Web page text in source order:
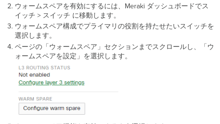
有
効
Cloud
CLI
使
用
た
ス
ウォームスペアを有効にするには、Meraki ダッシュボードでス
イッチ > スイッチ に移動します。
ウォームスペア構成でプライマリの役割を持たせたいスイッチを
選択します。
ページの「ウォームスペア」セクションまでスクロールし、「ウ
ォームスペアを設定」を選択します。